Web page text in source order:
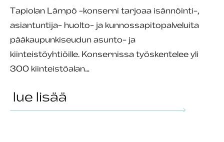
Tapiolan Lämpö -konserni tarjoaa isännöinti-,
asiantuntija- huolto- ja kunnossapitopalveluita
pääkaupunkiseudun asunto- ja
kiinteistöyhtiöille. Konsernissa työskentelee yli
300 kiinteistöalan…
lue lisää